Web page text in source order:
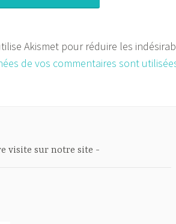
Akismet pour réduire les
de vos commentaires sont
visite sur notre site